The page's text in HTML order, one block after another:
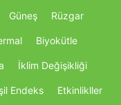
Güneş Rüzgar
Biyokütle
İklim Değişikliği
Endeks Etkinlikller